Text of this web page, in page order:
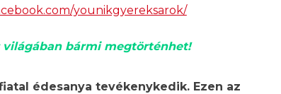
younikgyereksarok/
világában bármi megtörténhet!
édesanya tevékenykedik. Ezen az